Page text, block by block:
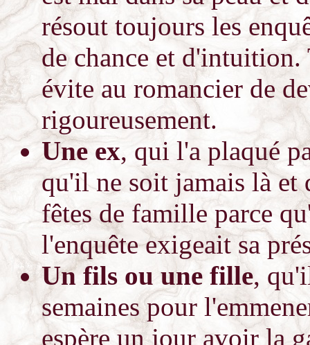
résout toujours les
de chance et
évite au romancier de
rigoureusement.
Une ex, qui l'a plaqué
qu'il ne soit jamais là et
fêtes de famille parce
l'enquête exigeait sa
Un fils ou une fille,
semaines pour
espère un jour avoir la